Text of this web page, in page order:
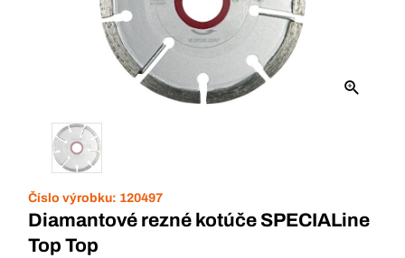
Číslo výrobku: 120497
Diamantové rezné kotúče SPECIALine
Top Top